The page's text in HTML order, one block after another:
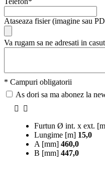
Ataseaza fisier (imagine sau
Va rugam sa ne adresati in
* Campuri obligatorii
As dori sa ma abonez la
Furtun Ø int. x ext.
Lungime [m] 15,0
A [mm] 460,0
B [mm] 447,0